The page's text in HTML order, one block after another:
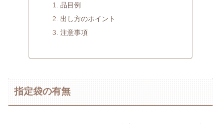
品目例
出し方のポイント
注意事項
指定袋の有無